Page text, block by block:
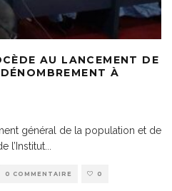
AU LANCEMENT DE
À
général de la population et de
l’Institut
0 COMMENTAIRE 0